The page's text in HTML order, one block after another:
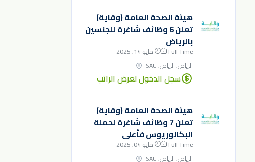
هيئة الصحة العامة (وقاية)
تعلن 6 وظائف شاغرة للجنسين
بالرياض
Full Time
مايو 14, 2025
الرياض, الرياض, SAU
سجل الدخول لعرض الراتب
هيئة الصحة العامة (وقاية)
تعلن 7 وظائف شاغرة لحملة
البكالوريوس فأعلى
Full Time
مايو 04, 2025
الرياض, الرياض, SAU